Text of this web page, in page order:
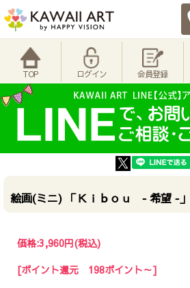
TOP ログイン 会員登録
絵画(ミニ) 「Ｋｉｂｏｕ ‐ 希望 ‐
価格:3,960円(税込)
[ポイント還元 198ポイント～]